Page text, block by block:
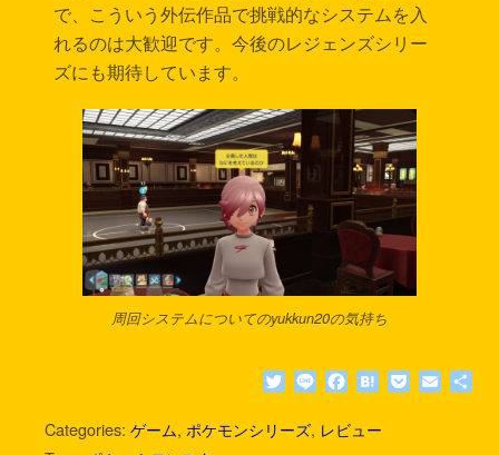
で、こういう外伝作品で挑戦的なシステムを入
れるのは大歓迎です。今後のレジェンズシリー
ズにも期待しています。
周回システムについてのyukkun20の気持ち
T
i
L
n
F
c
H
t
P
E
Categories: ゲーム, ポケモンシリーズ, レビュー